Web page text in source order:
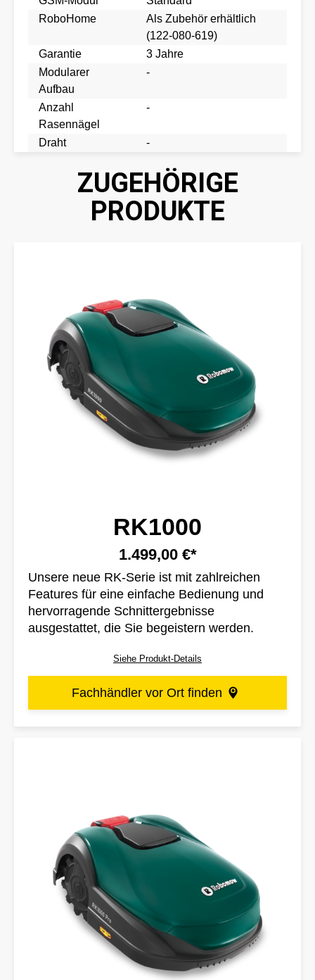
RoboHome
Als Zubehör erhältlich
(122-080-619)
Garantie
3 Jahre
Modularer
Aufbau
-
Anzahl
Rasennägel
-
Draht -
ZUGEHÖRIGE
PRODUKTE
RK1000
1.499,00 €*
Unsere neue RK-Serie ist mit zahlreichen
Features für eine einfache Bedienung und
hervorragende Schnittergebnisse
ausgestattet, die Sie begeistern werden.
Siehe Produkt-Details
Fachhändler vor Ort finden